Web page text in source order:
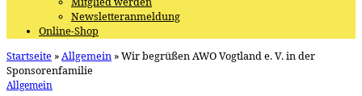
Newsletteranmeldung
Online-Shop
Startseite »Allgemein »Wir begrüßen AWO Vogtland e. V. in der
Sponsorenfamilie
Allgemein